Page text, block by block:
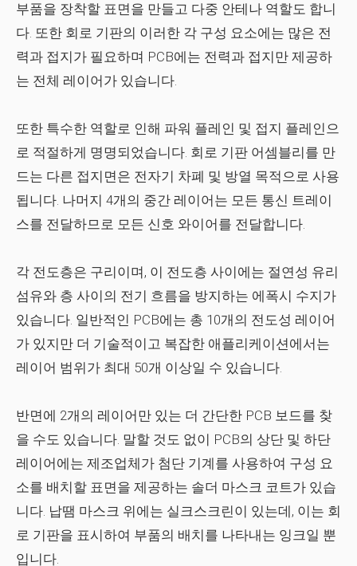
부품을 장착할 표면을 만들고 다중 안테나 역할도 합니
다. 또한 회로 기판의 이러한 각 구성 요소에는 많은 전
력과 접지가 필요하며 PCB에는 전력과 접지만 제공하
는 전체 레이어가 있습니다.
또한 특수한 역할로 인해 파워 플레인 및 접지 플레인으
로 적절하게 명명되었습니다. 회로 기판 어셈블리를 만
드는 다른 접지면은 전자기 차폐 및 방열 목적으로 사용
됩니다. 나머지 4개의 중간 레이어는 모든 통신 트레이
스를 전달하므로 모든 신호 와이어를 전달합니다.
각 전도층은 구리이며, 이 전도층 사이에는 절연성 유리
섬유와 층 사이의 전기 흐름을 방지하는 에폭시 수지가
있습니다. 일반적인 PCB에는 총 10개의 전도성 레이어
가 있지만 더 기술적이고 복잡한 애플리케이션에서는
레이어 범위가 최대 50개 이상일 수 있습니다.
반면에 2개의 레이어만 있는 더 간단한 PCB 보드를 찾
을 수도 있습니다. 말할 것도 없이 PCB의 상단 및 하단
레이어에는 제조업체가 첨단 기계를 사용하여 구성 요
소를 배치할 표면을 제공하는 솔더 마스크 코트가 있습
니다. 납땜 마스크 위에는 실크스크린이 있는데, 이는 회
로 기판을 표시하여 부품의 배치를 나타내는 잉크일 뿐
입니다.